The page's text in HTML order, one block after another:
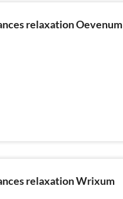
relaxation Oevenum
relaxation Wrixum